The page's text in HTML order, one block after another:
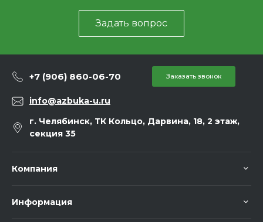
Задать вопрос
+7 (906) 860-06-70 Заказать звонок
info@azbuka-u.ru
г. Челябинск, ТК Кольцо, Дарвина, 18, 2 этаж,
секция 35
Компания
Информация